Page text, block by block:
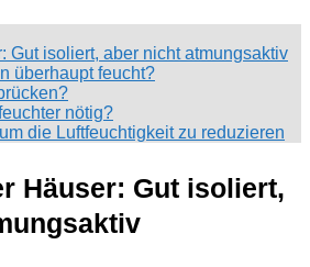
Gut isoliert, aber nicht atmungsaktiv
überhaupt feucht?
nötig?
die Luftfeuchtigkeit zu reduzieren
Häuser: Gut isoliert,